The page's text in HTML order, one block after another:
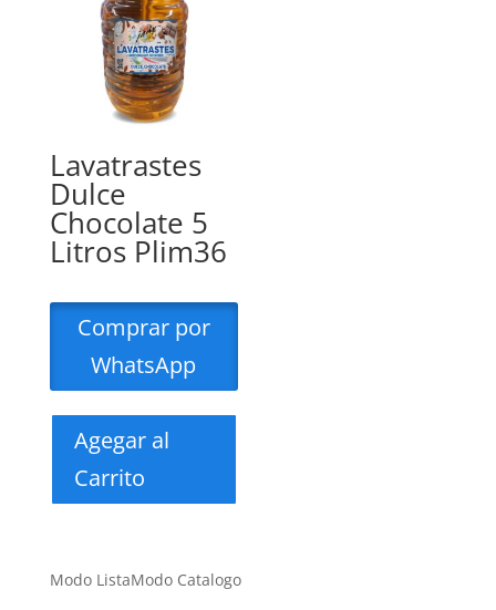
Lavatrastes
Dulce
Chocolate 5
Litros Plim36
Comprar por
WhatsApp
Agegar al
Carrito
Modo ListaModo Catalogo